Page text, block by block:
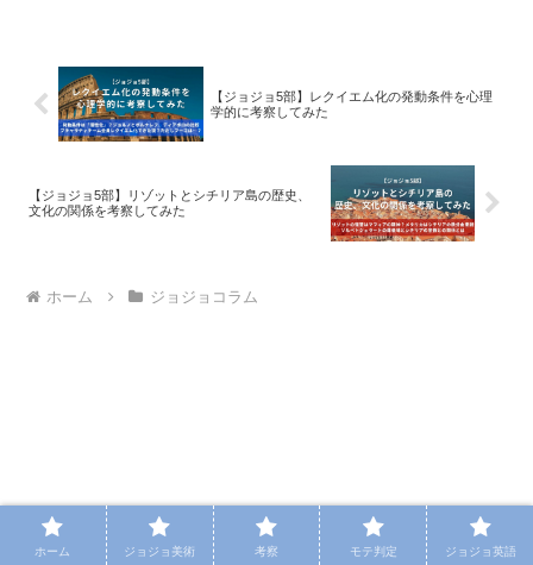
【ジョジョ5部】レクイエム化の発動条件を心理
学的に考察してみた
【ジョジョ5部】リゾットとシチリア島の歴史、
文化の関係を考察してみた
ホーム ジョジョコラム
ホーム ジョジョ美術 考察 モテ判定 ジョジョ英語